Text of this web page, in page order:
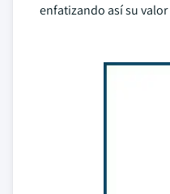
enfatizando así su